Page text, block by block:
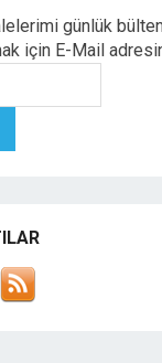
günlük
için E-Mail